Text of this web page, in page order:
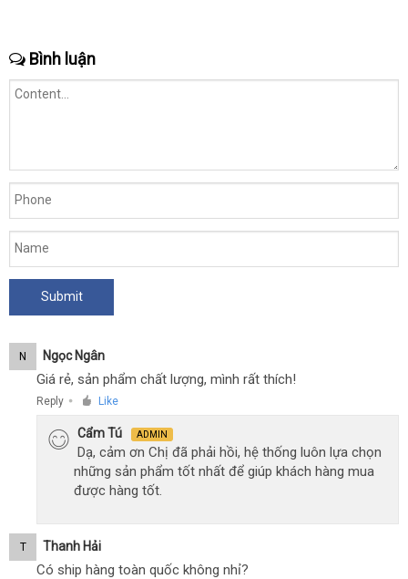
Bình luận
N Ngọc Ngân
Giá rẻ, sản phẩm chất lượng, mình rất thích!
Reply ● Like
Cẩm Tú ADMIN
Dạ, cảm ơn Chị đã phải hồi, hệ thống luôn lựa chọn
những sản phẩm tốt nhất để giúp khách hàng mua
được hàng tốt.
T Thanh Hải
Có ship hàng toàn quốc không nhỉ?